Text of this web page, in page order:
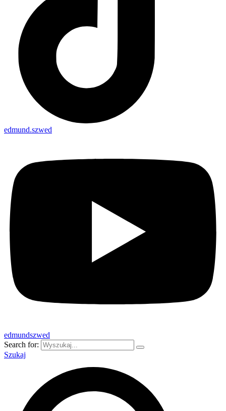
edmund.szwed
edmundszwed
Search for:
Szukaj